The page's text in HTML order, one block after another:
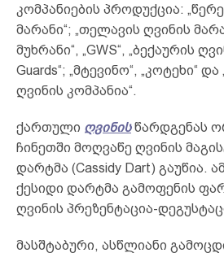
კომპანიების პროდუქცია:
მარანი“; „თელავის ღვინის
მუხრანი“, „GWS“, „ბექაურის
Guards“; „მტევინო“, „კოტეხი“
ღვინის კომპანია“.
ქართული ღვინისწარდგენას
ჩინეთში მოღვაწე ღვინის
დარტმა (Cassidy Dart) გაუწია.
ქესიდი დარტმა გამოფენის
ღვინის პრეზენტაცია-
მასშტაბური, ასწლიანი